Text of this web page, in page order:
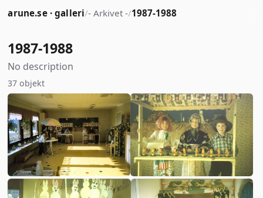
arune.se · galleri/- Arkivet -/1987-1988
1987-1988
No description
37 objekt